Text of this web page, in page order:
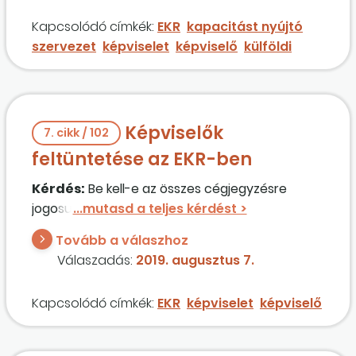
Kapcsolódó címkék: EKR kapacitást nyújtó
szervezet képviselet képviselő külföldi
7. cikk / 102
Képviselők
feltüntetése az EKR-ben
Kérdés: Be kell-e az összes cégjegyzésre
jogosultat írni az EKR-be?
Tovább a válaszhoz
Válaszadás: 2019. augusztus 7.
Kapcsolódó címkék: EKR képviselet képviselő